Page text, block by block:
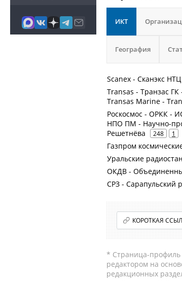
ИКТ
География
Scanex - Сканэкс
Transas - Транзас
Transas Marine -
Роскосмос - ОРКК -
НПО ПМ - Научно-
Решетнёва
248 1
Газпром
Уральские
ОКДВ -
СРЗ - Сарапульский
КОРОТКАЯ
* Страница-профиль
редактором на
редакционных